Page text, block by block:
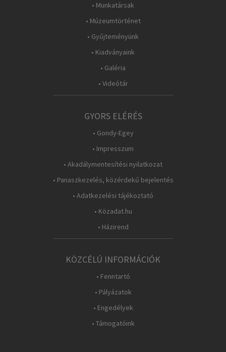
• Munkatársak
• Múzeumtörténet
• Gyűjteményünk
• Kiadványaink
• Galéria
• Videótár
GYORS ELÉRÉS
• Gondy-Egey
• Impresszum
• Akadálymentesítési nyilatkozat
• Panaszkezelés, közérdekű bejelentés
• Adatkezelési tájékoztató
• Közadat.hu
• Házirend
KÖZCÉLÚ INFORMÁCIÓK
• Fenntartó
• Pályázatok
• Engedélyek
• Támogatóink